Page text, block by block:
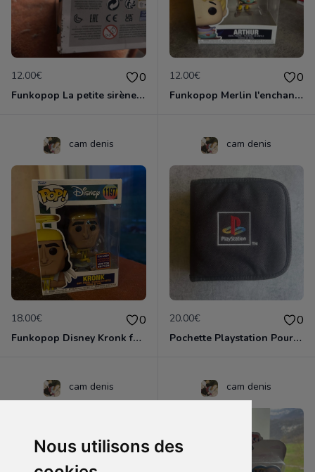
Nous utilisons des
12.00€ 0
Funkopop La petite sirène live action boite abimé sur le dessus 1362
12.00€ 0
Funkopop Merlin l'enchanteur Arthur dessous de la boite taché 1099
cam denis
18.00€ 0
Funkopop Disney Kronk funko 2022 Wondrous convention Limited edition trace sur le dessus 1197
cam denis
20.00€ 0
Pochette Playstation Pour ranger les jeux pour le transport
cam denis cam denis